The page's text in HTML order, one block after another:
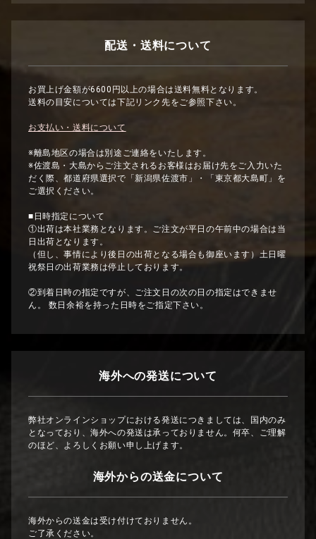
今後の状況により他店舗も検討しております。
台風による直営店のお知らせ
いつもご利用いただきありがとうございます。
本日は台風の影響で直営店全店を閉店させていただきます。
ご不便おかけしますが、どうぞよろしくお願いいたします。
2024/08/16
台風の影響の為、出荷日変更のお知らせ
台風の影響によりお客様に確実にお荷物が届く為に出荷業務は
8/19からと
させて頂きます。
います。
何卒ご了承くださいませ。
2024/07/18
※8月お盆休みのお知らせ
す。
それに伴い発送業務も停止します。
休み明けの発送は順次行いますが、遅れる恐れがございます。
また、8月9日午前中までにいただいた
につきましては9日中に発送します。
（9日午後にいただいたご注文は休み明けの発送になります。）
配送・送料について
お買上げ金額が6600円以上の場合は送料無料となります。
送料の目安については下記リンク先をご参照下さい。
お支払い・送料について
※離島地区の場合は別途ご連絡をいたします。
※佐渡島・大島からご注文されるお客様はお届け先をご入力いた
だく際、都道府県選択で「新潟県佐渡市」・「東京都大島町」を
ご選択ください。
■日時指定について
①出荷は本社業務となります。ご注文が平日の午前中の場合は当
日出荷となります。
（但し、事情により後日の出荷となる場合も御座います）土日曜
祝祭日の出荷業務は停止しております。
②到着日時の指定ですが、ご注文日の次の日の指定はできませ
ん。 数日余裕を持った日時をご指定下さい。
海外への発送について
弊社オンラインショップにおける発送につきましては、国内のみ
となっており、海外への発送は承っておりません。何卒、ご理解
のほど、よろしくお願い申し上げます。
海外からの送金について
海外からの送金は受け付けておりません。
ご了承ください。